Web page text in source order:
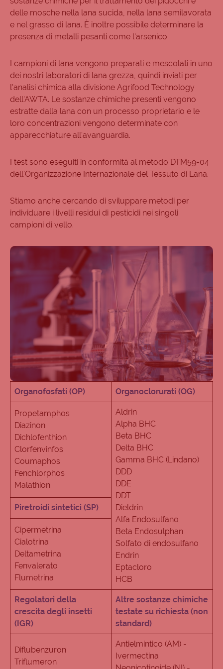
delle mosche nella lana sucida, nella lana semilavorata
e nel grasso di lana. È inoltre possibile determinare la
presenza di metalli pesanti come l'arsenico.
I campioni di lana vengono preparati e mescolati in uno
dei nostri laboratori di lana grezza, quindi inviati per
l'analisi chimica alla divisione Agrifood Technology
dell'AWTA. Le sostanze chimiche presenti vengono
estratte dalla lana con un processo proprietario e le
loro concentrazioni vengono determinate con
apparecchiature all'avanguardia.
I test sono eseguiti in conformità al metodo DTM59-04
dell'Organizzazione Internazionale del Tessuto di Lana.
Stiamo anche cercando di sviluppare metodi per
individuare i livelli residui di pesticidi nei singoli
campioni di vello.
Organofosfati (OP) Organoclorurati (OG)
Propetamphos
Diazinon
Dichlofenthion
Clorfenvinfos
Coumaphos
Fenchlorphos
Malathion
Aldrin
Alpha BHC
Beta BHC
Delta BHC
Gamma BHC (Lindano)
DDD
DDE
DDT
Dieldrin
Alfa Endosulfano
Beta Endosulphan
Solfato di endosulfano
Endrin
Eptacloro
HCB
Piretroidi sintetici (SP)
Cipermetrina
Cialotrina
Deltametrina
Fenvalerato
Flumetrina
Regolatori della
crescita degli insetti
(IGR)
Altre sostanze chimiche
testate su richiesta (non
standard)
Diflubenzuron
Triflumeron
Antielmintico (AM) -
Ivermectina